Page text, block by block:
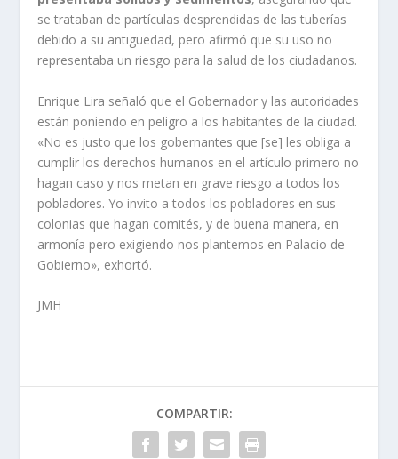
se trataban de partículas desprendidas de las tuberías
debido a su antigüedad, pero afirmó que su uso no
representaba un riesgo para la salud de los ciudadanos.
Enrique Lira señaló que el Gobernador y las autoridades
están poniendo en peligro a los habitantes de la ciudad.
«No es justo que los gobernantes que [se] les obliga a
cumplir los derechos humanos en el artículo primero no
hagan caso y nos metan en grave riesgo a todos los
pobladores. Yo invito a todos los pobladores en sus
colonias que hagan comités, y de buena manera, en
armonía pero exigiendo nos plantemos en Palacio de
Gobierno», exhortó.
JMH
COMPARTIR: